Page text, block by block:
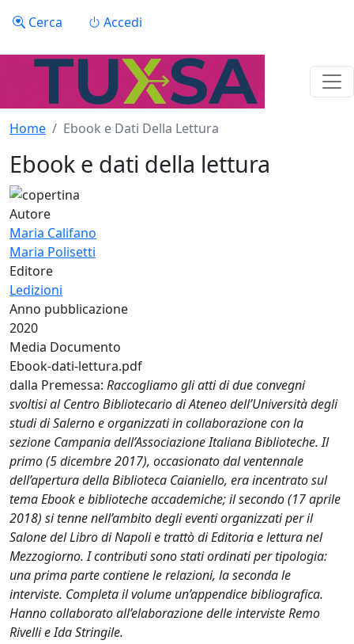
Menu profilo utente
Cerca Accedi
Home Ebook e Dati Della Lettura
Ebook e dati della lettura
Autore
Maria Califano
Maria Polisetti
Editore
Ledizioni
Anno pubblicazione
2020
Media Documento
Ebook-dati-lettura.pdf
dalla Premessa: Raccogliamo gli atti di due convegni
svoltisi al Centro Bibliotecario di Ateneo dell’Università degli
studi di Salerno e organizzati in collaborazione con la
sezione Campania dell’Associazione Italiana Biblioteche. Il
primo (5 dicembre 2017), occasionato dal ventennale
dell’apertura della Biblioteca Caianiello, era incentrato sul
tema Ebook e biblioteche accademiche; il secondo (17 aprile
2018) si tenne nell’ambito degli eventi organizzati per il
Salone del Libro di Napoli e trattò di Editoria e lettura nel
Mezzogiorno. I contributi sono stati ordinati per tipologia:
una prima parte contiene le relazioni, la seconda le
interviste. Completa il volume un’appendice bibliografica.
Hanno collaborato all’elaborazione delle interviste Remo
Rivelli e Ida Stringile.